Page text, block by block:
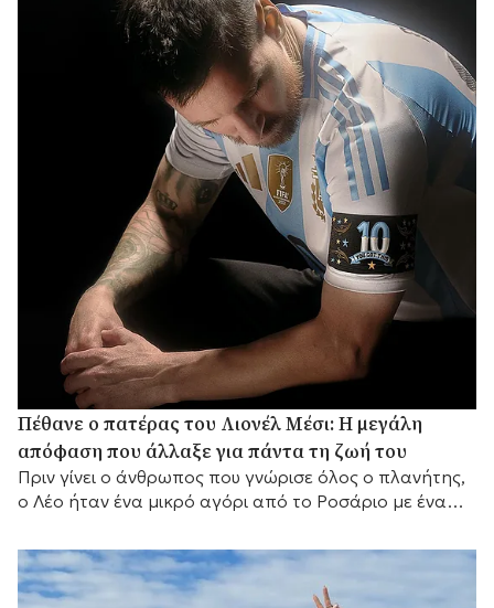
Πέθανε ο πατέρας του Λιονέλ Μέσι: Η μεγάλη
απόφαση που άλλαξε για πάντα τη ζωή του
Πριν γίνει ο άνθρωπος που γνώρισε όλος ο πλανήτης,
ο Λέο ήταν ένα μικρό αγόρι από το Ροσάριο με ένα
κυνηγήσει μαζί του